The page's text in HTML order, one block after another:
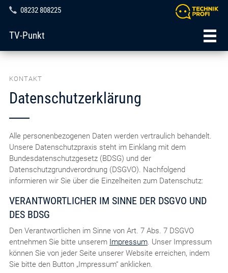
08232 808225
TV-Punkt
KONTAKT
Datenschutzerklärung
Alle personenbezogenen Daten werden vertraulich behandelt.
Unsere Datenschutzpraxis steht im Einklang mit dem
Bundesdatenschutzgesetz (BDSG) und der
Datenschutzgrundverordnung (DSGVO). Nachfolgend
informieren wir Sie über die Einzelheiten zum Datenschutz:
VERANTWORTLICHER IM SINNE DER DSGVO UND
DES BDSG
Den Verantwortlichen im Sinne von Art. 7 Abs. 7 DSGVO
entnehmen Sie bitte unserem Impressum. Unser Impressum
können Sie von jeder Seite unserer Website erreichen, indem
Sie bitte den Button „Impressum“ anklicken.